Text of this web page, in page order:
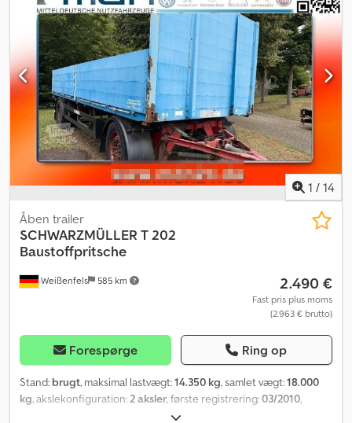
Samlet længde: 11.900 mm - Bredde: 2.500 mm (3.000 mm muligt) -
Højde: 3.650 mm * Tilladt totalvægt: 40.000 kg - Egenvægt: 8.950
kg - Nyttelast: 31.050 kg * Tysk køretøj - Tyske
registreringsdokumenter - Omgående tilgængelig - Fra første
ejer * Den venstre bageste hydrauliske støtte skal rettes *
Venligst aftal tid for besigtigelse * Kontaktperson: Herr Andreas
Vogel * Oplysningerne på internettet er uforpligtende
beskrivelser. Dcsdoy Dy Enspfx Akwek * De udgør ikke
garanterede egenskaber. * Sælgeren hæfter ikke for taste- eller
dataoverførselsfejl. * Rettelser, ændringer og mellemsalg
forbeholdes.
1 / 14
Weißenfels 585 km
Åben trailer
SCHWARZMÜLLER T 202
Baustoffpritsche
2.490 €
Fast pris plus moms
(2.963 € brutto)
Forespørge Ring op
Stand: brugt, maksimal lastvægt:14.350 kg, samlet vægt:18.000
kg, akslekonfiguration:2 aksler, første registrering:03/2010,
, læsningsbredde: